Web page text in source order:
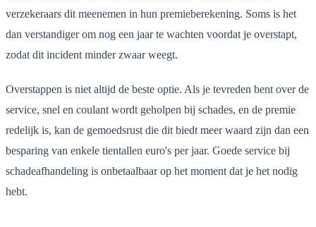
verzekeraars dit meenemen in hun premieberekening. Soms is het
dan verstandiger om nog een jaar te wachten voordat je overstapt,
zodat dit incident minder zwaar weegt.
Overstappen is niet altijd de beste optie. Als je tevreden bent over de
service, snel en coulant wordt geholpen bij schades, en de premie
redelijk is, kan de gemoedsrust die dit biedt meer waard zijn dan een
besparing van enkele tientallen euro's per jaar. Goede service bij
schadeafhandeling is onbetaalbaar op het moment dat je het nodig
hebt.